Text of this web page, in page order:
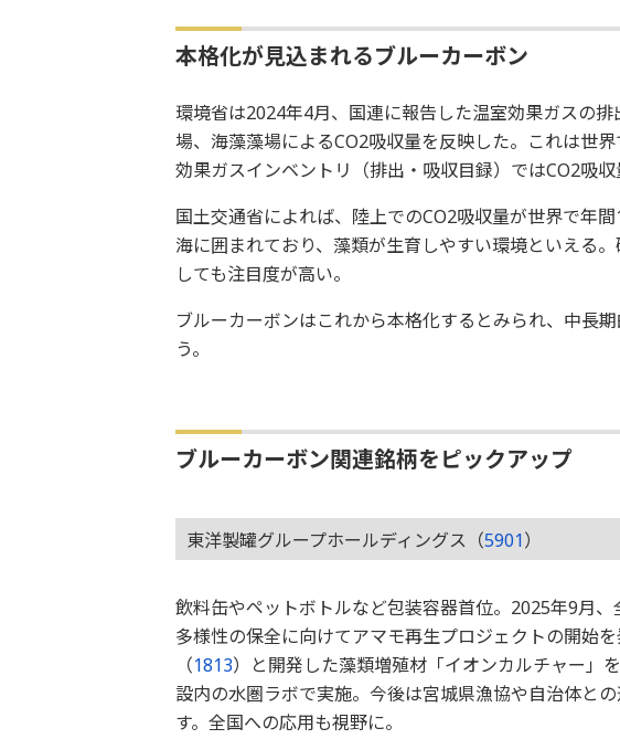
本格化が見込まれるブルーカーボン
環境省は2024年4月、国連に報告した温室効果ガスの
場、海藻藻場によるCO2吸収量を反映した。これは世
効果ガスインベントリ（排出・吸収目録）ではCO2吸
国土交通省によれば、陸上でのCO2吸収量が世界で年
海に囲まれており、藻類が生育しやすい環境といえる
しても注目度が高い。
ブルーカーボンはこれから本格化するとみられ、中長
う。
ブルーカーボン関連銘柄をピックアップ
東洋製罐グループホールディングス（5901）
飲料缶やペットボトルなど包装容器首位。2025年9月
多様性の保全に向けてアマモ再生プロジェクトの開始
（1813）と開発した藻類増殖材「イオンカルチャー」
設内の水圏ラボで実施。今後は宮城県漁協や自治体と
す。全国への応用も視野に。